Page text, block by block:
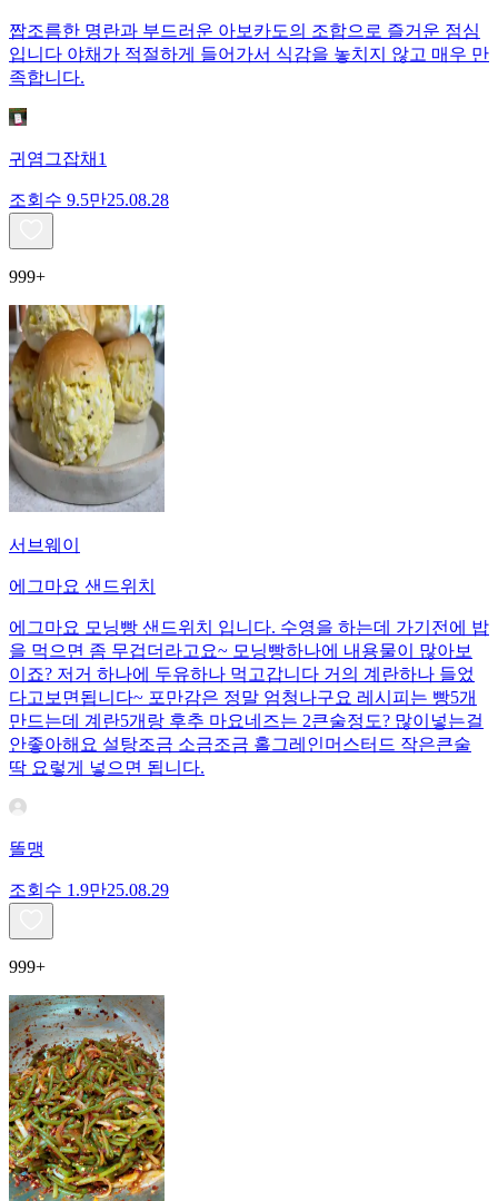
짭조름한 명란과 부드러운 아보카도의 조합으로 즐거운 점심
입니다 야채가 적절하게 들어가서 식감을 놓치지 않고 매우 만
족합니다.
귀염그잡채1
조회수 9.5만25.08.28
999+
서브웨이
에그마요 샌드위치
에그마요 모닝빵 샌드위치 입니다. 수영을 하는데 가기전에 밥
을 먹으면 좀 무겁더라고요~ 모닝빵하나에 내용물이 많아보
이죠? 저거 하나에 두유하나 먹고갑니다 거의 계란하나 들었
다고보면됩니다~ 포만감은 정말 엄청나구요 레시피는 빵5개
만드는데 계란5개랑 후추 마요네즈는 2큰술정도? 많이넣는걸
안좋아해요 설탕조금 소금조금 홀그레인머스터드 작은큰술
딱 요렇게 넣으면 됩니다.
똘맹
조회수 1.9만25.08.29
999+